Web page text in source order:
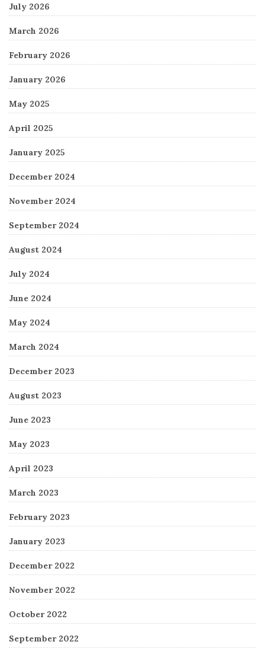
July 2026
March 2026
February 2026
January 2026
May 2025
April 2025
January 2025
December 2024
November 2024
September 2024
August 2024
July 2024
June 2024
May 2024
March 2024
December 2023
August 2023
June 2023
May 2023
April 2023
March 2023
February 2023
January 2023
December 2022
November 2022
October 2022
September 2022